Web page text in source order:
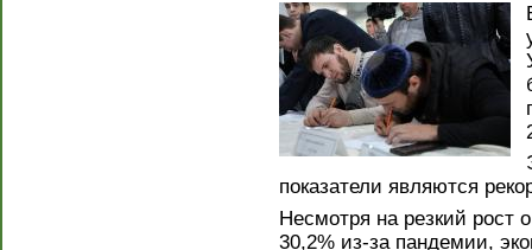
показатели являются
Несмотря на резкий рост
30,2% из-за пандемии,